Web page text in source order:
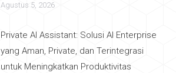
Agustus 5, 2026
Private AI Assistant: Solusi AI Enterprise
yang Aman, Private, dan Terintegrasi
untuk Meningkatkan Produktivitas